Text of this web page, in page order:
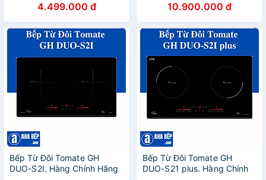
4.499.000 đ 10.900.000 đ
Bếp Từ Đôi Tomate GH
DUO-S2I. Hàng Chính Hãng
Bếp Từ Đôi Tomate GH
DUO-S21 plus. Hàng Chính